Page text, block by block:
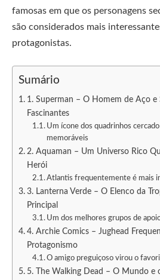
famosas em que os personagens
são considerados mais
protagonistas.
Sumário
1. Superman – O Homem de Aço e
Fascinantes
Um ícone dos quadrinhos
memoráveis
2. Aquaman – Um Universo Rico
Herói
Atlantis frequentemente é mais
3. Lanterna Verde – O Elenco da
Principal
Um dos melhores grupos de
4. Archie Comics – Jughead
Protagonismo
O amigo preguiçoso virou o
5. The Walking Dead – O Mundo e